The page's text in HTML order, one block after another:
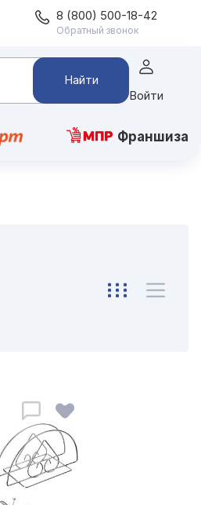
8 (800) 500-18-42
Обратный звонок
Найти
Войти
Франшиза